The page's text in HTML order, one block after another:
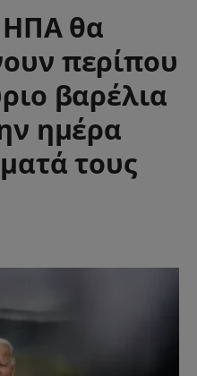
ΗΠΑ θα
περίπου
βαρέλια
ημέρα
τους